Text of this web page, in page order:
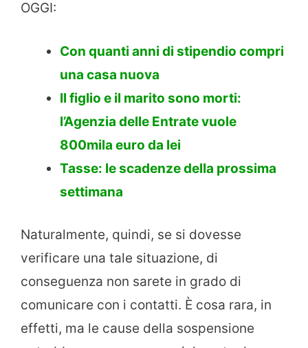
OGGI:
Con quanti anni di stipendio compri
una casa nuova
Il figlio e il marito sono morti:
l’Agenzia delle Entrate vuole
800mila euro da lei
Tasse: le scadenze della prossima
settimana
Naturalmente, quindi, se si dovesse
verificare una tale situazione, di
conseguenza non sarete in grado di
comunicare con i contatti. È cosa rara, in
effetti, ma le cause della sospensione